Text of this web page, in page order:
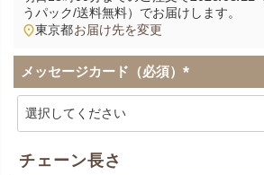
うパック/送料無料） でお届けします。
東京都お届け先を変更
メッセージカード（必須）
(
チェーン長さ